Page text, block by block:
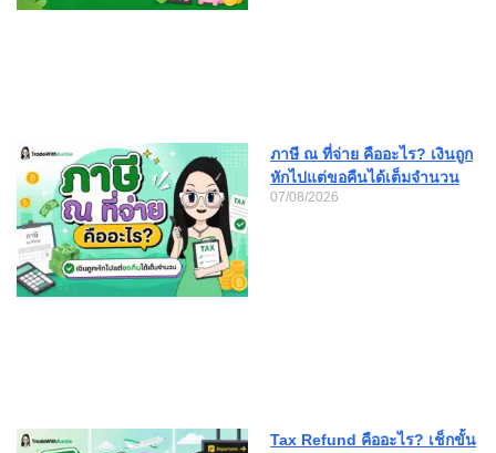
ภาษี ณ ที่จ่าย คืออะไร? เงินถูก
หักไปแต่ขอคืนได้เต็มจำนวน
07/08/2026
Tax Refund คืออะไร? เช็กขั้น